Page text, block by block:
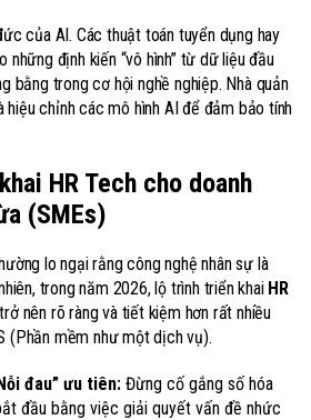
của AI. Các thuật toán tuyển dụng hay
những định kiến “vô hình” từ dữ liệu đầu
bằng trong cơ hội nghề nghiệp. Nhà quản
chỉnh các mô hình AI để đảm bảo tính
HR Tech cho doanh
(SMEs)
lo ngại rằng công nghệ nhân sự là
trong năm 2026, lộ trình triển khai HR
nên rõ ràng và tiết kiệm hơn rất nhiều
(Phần mềm như một dịch vụ).
đau” ưu tiên: Đừng cố gắng số hóa
đầu bằng việc giải quyết vấn đề nhức